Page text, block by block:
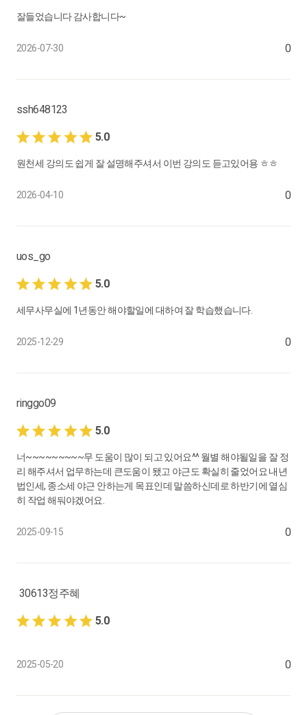
17.
3월 : 법인세 신고
0:08:41
지방소득세(법인세분), 3월 할 일 요약
0:06:28
20. 4월 : 부가세 예정 신고는 무조건 해야 하는 걸까?
부가세 예정 신고 대상자 확인, 예정신고를 하면 좋을 때는 언제?
0:07:41
0:10:42
23.
4월 : 기장업체 예상 소득 계산하기
소득률이란? 사업장 예상 소득으로 의사결정하기
0:05:54
종합소득세 신고에 필요한 자료리스트 이해하기(1)
종합소득세 필요한 자료리스트 이해하기(2), 4월 할 일 요약
0:08:32
4월 했던 일, 5월 해야 할 일
잘들었습니다 감사합니다~
2026-07-30 0
ssh648123
5.0
원천세 강의도 쉽게 잘 설명해주셔서 이번 강의도 듣고있어용 ㅎㅎ
2026-04-10 0
uos_go
5.0
세무사무실에 1년동안 해야할일에 대하여 잘 학습했습니다.
2025-12-29 0
ringgo09
5.0
너~~~~~~~~~무 도움이 많이 되고 있어요^^ 월별 해야될일을 잘 정
리 해주셔서 업무하는데 큰도움이 됐고 야근도 확실히 줄었어요 내년
법인세, 종소세 야근 안하는게 목표인데 말씀하신데로 하반기에 열심
히 작업 해둬야겠어요.
2025-09-15 0
30613정주혜
5.0
2025-05-20 0